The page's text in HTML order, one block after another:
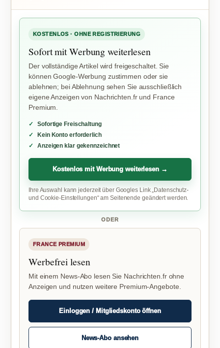
KOSTENLOS · OHNE REGISTRIERUNG
Sofort mit Werbung weiterlesen
Der vollständige Artikel wird freigeschaltet. Sie
können Google-Werbung zustimmen oder sie
ablehnen; bei Ablehnung sehen Sie ausschließlich
eigene Anzeigen von Nachrichten.fr und France
Premium.
Sofortige Freischaltung
Kein Konto erforderlich
Anzeigen klar gekennzeichnet
Kostenlos mit Werbung weiterlesen →
Ihre Auswahl kann jederzeit über Googles Link „Datenschutz-
und Cookie-Einstellungen“ am Seitenende geändert werden.
ODER
FRANCE PREMIUM
Werbefrei lesen
Mit einem News-Abo lesen Sie Nachrichten.fr ohne
Anzeigen und nutzen weitere Premium-Angebote.
Einloggen / Mitgliedskonto öffnen
News-Abo ansehen